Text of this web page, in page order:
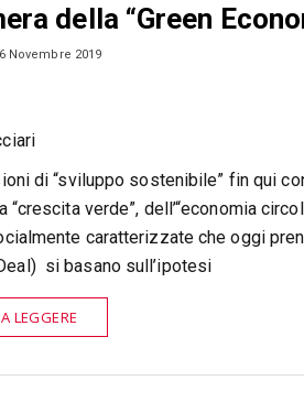
della “Green
Novembre 2019
di “sviluppo sostenibile” fin qui
verde”, dell’“economia
caratterizzate che oggi
si basano sull’ipotesi
LEGGERE